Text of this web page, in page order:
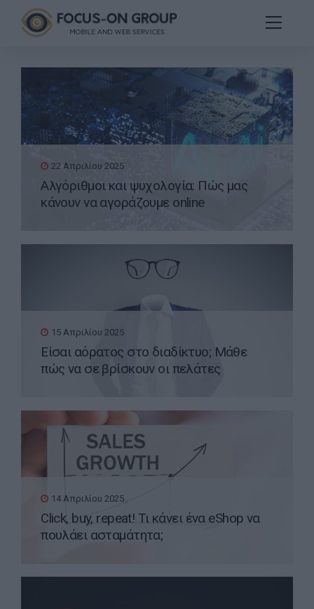
22 Απριλίου 2025
Αλγόριθμοι και ψυχολογία: Πώς μας
κάνουν να αγοράζουμε online
15 Απριλίου 2025
Είσαι αόρατος στο διαδίκτυο; Μάθε
πώς να σε βρίσκουν οι πελάτες
14 Απριλίου 2025
Click, buy, repeat! Τι κάνει ένα eShop να
πουλάει ασταμάτητα;